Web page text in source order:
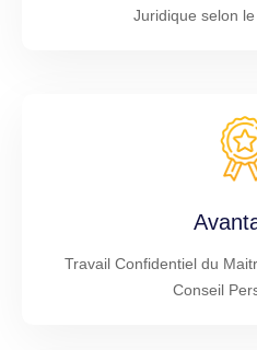
Juridique selon
Travail Confidentiel du
Conseil